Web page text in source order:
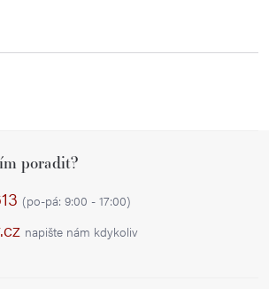
poradit?
(po-pá: 9:00 - 17:00)
napište nám kdykoliv